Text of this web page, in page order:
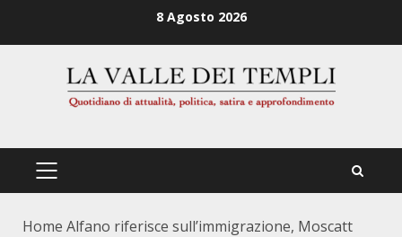
8 Agosto 2026
PRIMÄRES
Home Alfano riferisce sull’immigrazione, Moscatt